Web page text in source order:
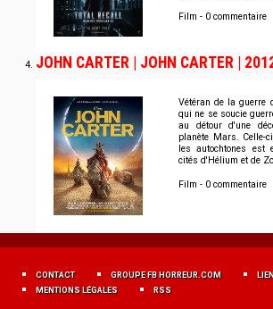
Film - 0 commentaire
JOHN CARTER | JOHN CARTER |
Vétéran de la guerre
qui ne se soucie
au détour d'une
planète Mars. Celle-
les autochtones
cités d'Hélium et de
Film - 0 commentaire
MENU
FR
CONTACT GROUPE FB HORREUR.COM
MENTIONS LÉGALES
RSS